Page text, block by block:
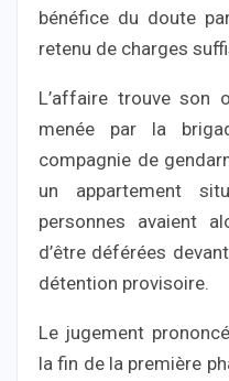
bénéfice du doute
retenu de charges
L’affaire trouve son
menée par la
compagnie de
un appartement
personnes avaient
d’être déférées
détention provisoire.
Le jugement
la fin de la première